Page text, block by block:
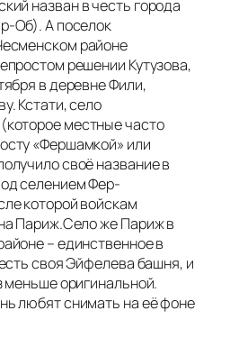
назван в честь города
Об). А поселок
районе
решении Кутузова,
в деревне Фили,
Кстати, село
(которое местные часто
«Фершамкой» или
своё название в
селением Фер-
которой войскам
Париж.Село жеПарижв
– единственное в
своя Эйфелева башня, и
меньше оригинальной.
любят снимать на её фоне